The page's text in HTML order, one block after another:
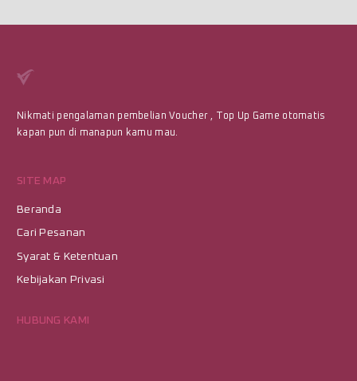
Nikmati pengalaman pembelian Voucher , Top Up Game otomatis
kapan pun di manapun kamu mau.
SITE MAP
Beranda
Cari Pesanan
Syarat & Ketentuan
Kebijakan Privasi
HUBUNG KAMI